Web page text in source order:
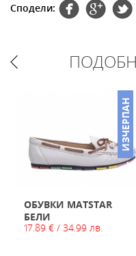
Сподели:
ИЗЧЕРПАН
ОБУВКИ MATSTAR
БЕЛИ
17.89 € / 34.99 лв.